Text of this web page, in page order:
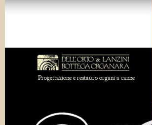
Progettazione e restauro organi a canne